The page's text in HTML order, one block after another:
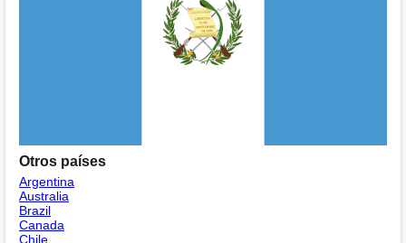
Otros países
Argentina
Australia
Brazil
Canada
Chile